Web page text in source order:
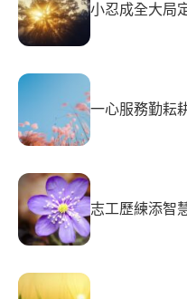
小忍成全大局
一心服務勤耘
志工歷練添智